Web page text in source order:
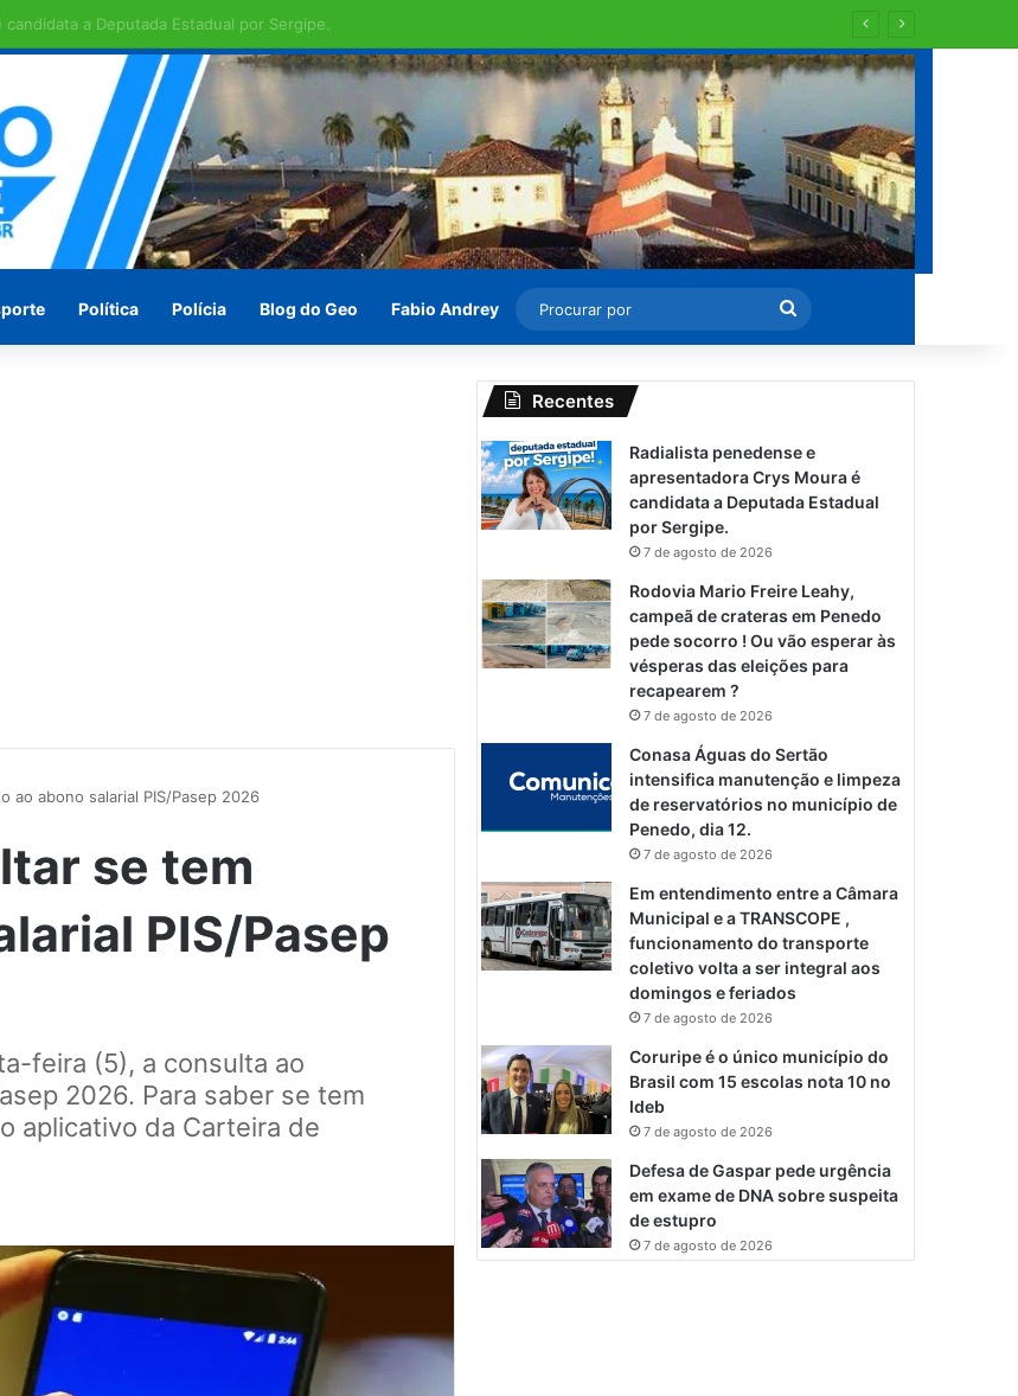
pede socorro ! Ou vão esperar às vésperas das eleições para recapearem ?
Política Polícia Blog do Geo Fabio Andrey
Procurar
por
ao abono salarial PIS/Pasep 2026
se tem
PIS/Pasep
feira (5), a consulta ao
2026. Para saber se tem
aplicativo da Carteira de
Recentes
Radialista penedense e
apresentadora Crys Moura é
candidata a Deputada Estadual
por Sergipe.
7 de agosto de 2026
Rodovia Mario Freire Leahy,
campeã de crateras em Penedo
pede socorro ! Ou vão esperar às
vésperas das eleições para
recapearem ?
7 de agosto de 2026
Conasa Águas do Sertão
intensifica manutenção e limpeza
de reservatórios no município de
Penedo, dia 12.
7 de agosto de 2026
Em entendimento entre a Câmara
Municipal e a TRANSCOPE ,
funcionamento do transporte
coletivo volta a ser integral aos
domingos e feriados
7 de agosto de 2026
Coruripe é o único município do
Brasil com 15 escolas nota 10 no
Ideb
7 de agosto de 2026
Defesa de Gaspar pede urgência
em exame de DNA sobre suspeita
de estupro
7 de agosto de 2026